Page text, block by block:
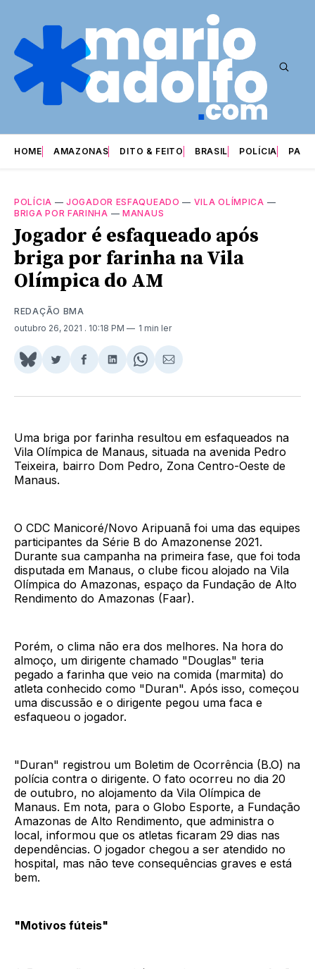
HOME AMAZONAS DITO & FEITO BRASIL POLÍCIA
POLÍCIA —JOGADOR ESFAQUEADO — VILA OLÍMPICA —
BRIGA POR FARINHA —MANAUS
Jogador é esfaqueado após
briga por farinha na Vila
Olímpica do AM
REDAÇÃO BMA
outubro 26, 2021 . 10:18 PM 1 min ler
Share
BlueSky
Compartilhar
Twitter
Compartilhar
Facebook
Compartilhar
LinkedIn
Share
WhatsApp
Compartilhar
Email
Uma briga por farinha resultou em esfaqueados na
Vila Olímpica de Manaus, situada na avenida Pedro
Teixeira, bairro Dom Pedro, Zona Centro-Oeste de
Manaus.
O CDC Manicoré/Novo Aripuanã foi uma das equipes
participantes da Série B do Amazonense 2021.
Durante sua campanha na primeira fase, que foi toda
disputada em Manaus, o clube ficou alojado na Vila
Olímpica do Amazonas, espaço da Fundação de Alto
Rendimento do Amazonas (Faar).
Porém, o clima não era dos melhores. Na hora do
almoço, um dirigente chamado "Douglas" teria
pegado a farinha que veio na comida (marmita) do
atleta conhecido como "Duran". Após isso, começou
uma discussão e o dirigente pegou uma faca e
esfaqueou o jogador.
"Duran" registrou um Boletim de Ocorrência (B.O) na
polícia contra o dirigente. O fato ocorreu no dia 20
de outubro, no alojamento da Vila Olímpica de
Manaus. Em nota, para o Globo Esporte, a Fundação
Amazonas de Alto Rendimento, que administra o
local, informou que os atletas ficaram 29 dias nas
dependências. O jogador chegou a ser atendido no
hospital, mas não teve consequências graves e está
bem.
"Motivos fúteis"